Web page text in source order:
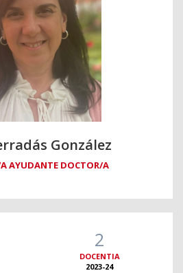
González
A AYUDANTE DOCTOR/A
2
DOCENTIA
2023-24